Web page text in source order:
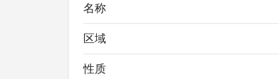
名称
区域
性质